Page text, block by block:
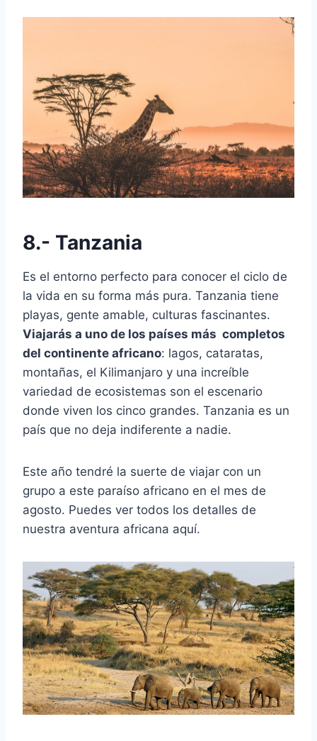
8.- Tanzania
Es el entorno perfecto para conocer el ciclo de
la vida en su forma más pura. Tanzania tiene
playas, gente amable, culturas fascinantes.
Viajarás a uno de los países más completos
del continente africano: lagos, cataratas,
montañas, el Kilimanjaro y una increíble
variedad de ecosistemas son el escenario
donde viven los cinco grandes. Tanzania es un
país que no deja indiferente a nadie.
Este año tendré la suerte de viajar con un
grupo a este paraíso africano en el mes de
agosto. Puedes ver todos los detalles de
nuestra aventura africana aquí.